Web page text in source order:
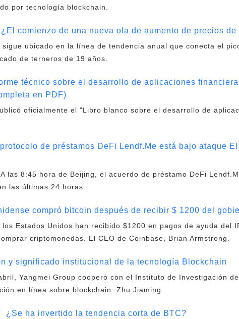
por tecnología blockchain.
comienzo de una nueva ola de aumento de precios de
ubicado en la línea de tendencia anual que conecta el
de terneros de 19 años.
técnico sobre el desarrollo de aplicaciones
en PDF)
oficialmente el "Libro blanco sobre el desarrollo de
de préstamos DeFi Lendf.Me está bajo ataque
las 8:45 hora de Beijing, el acuerdo de préstamo DeFi
las últimas 24 horas.
compró bitcoin después de recibir $ 1200 del
Estados Unidos han recibido $1200 en pagos de ayuda del
criptomonedas. El CEO de Coinbase, Brian Armstrong.
y significado institucional de la tecnología Blockchain
Yangmei Group cooperó con el Instituto de Investigación
en línea sobre blockchain. Zhu Jiaming.
¿Se ha invertido la tendencia corta de BTC?